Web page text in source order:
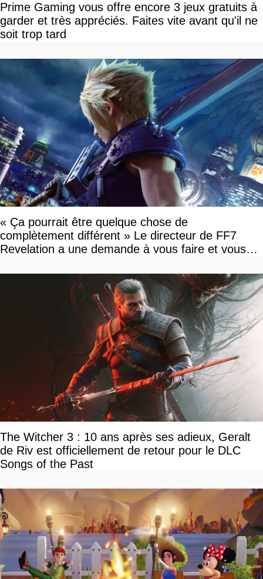
Prime Gaming vous offre encore 3 jeux gratuits à
garder et très appréciés. Faites vite avant qu'il ne
soit trop tard
« Ça pourrait être quelque chose de
complètement différent » Le directeur de FF7
Revelation a une demande à vous faire et vous
The Witcher 3 : 10 ans après ses adieux, Geralt
de Riv est officiellement de retour pour le DLC
Songs of the Past